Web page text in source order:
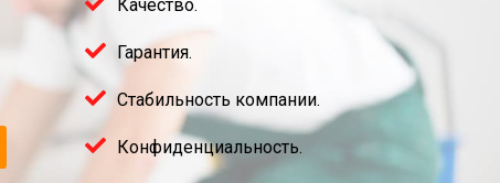
Качество.
Гарантия.
Стабильность компании.
Конфиденциальность.